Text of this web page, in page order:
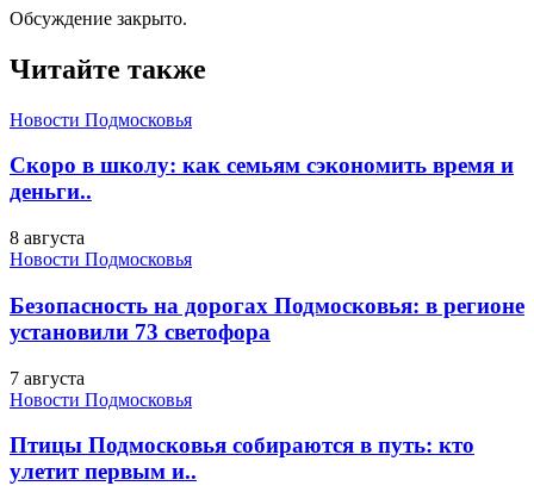
Обсуждение закрыто.
Читайте также
Новости Подмосковья
Скоро в школу: как семьям сэкономить время и
деньги..
8 августа
Новости Подмосковья
Безопасность на дорогах Подмосковья: в регионе
установили 73 светофора
7 августа
Новости Подмосковья
Птицы Подмосковья собираются в путь: кто
улетит первым и..